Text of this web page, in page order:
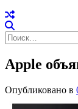
Найти:
Apple
Опубликовано в